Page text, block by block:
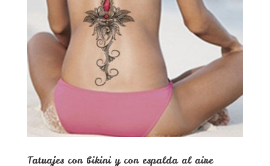
Tatuajes con bikini y con espalda al aire